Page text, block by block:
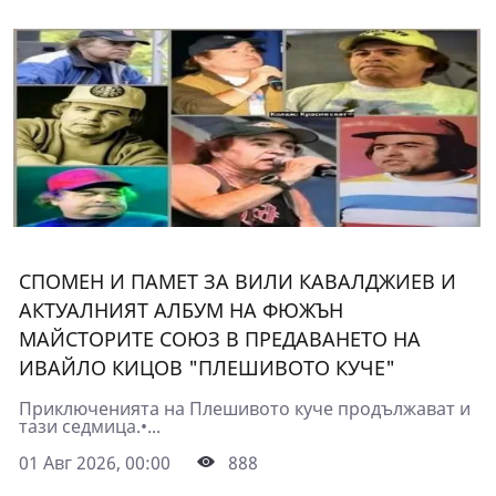
СПОМЕН И ПАМЕТ ЗА ВИЛИ КАВАЛДЖИЕВ И
АКТУАЛНИЯТ АЛБУМ НА ФЮЖЪН
МАЙСТОРИТЕ СОЮЗ В ПРЕДАВАНЕТО НА
ИВАЙЛО КИЦОВ "ПЛЕШИВОТО КУЧЕ"
Приключенията на Плешивото куче продължават и
тази седмица.•...
01 Авг 2026, 00:00
888